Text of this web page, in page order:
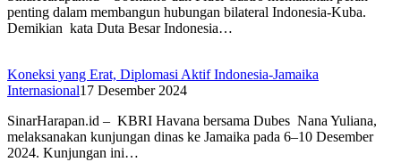
penting dalam membangun hubungan bilateral Indonesia-Kuba.
Demikian kata Duta Besar Indonesia…
Koneksi yang Erat, Diplomasi Aktif Indonesia-Jamaika
Internasional17 Desember 2024
SinarHarapan.id – KBRI Havana bersama Dubes Nana Yuliana,
melaksanakan kunjungan dinas ke Jamaika pada 6–10 Desember
2024. Kunjungan ini…